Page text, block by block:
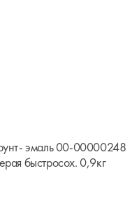
эмаль 00-00000248
быстросох. 0,9кг